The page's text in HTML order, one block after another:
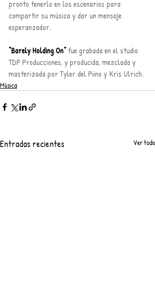
pronto tenerlo en los escenarios para
compartir su música y dar un mensaje
esperanzador.
“Barely Holding On” fue grabada en el studio
TDP Producciones, y producida, mezclada y
masterizada por Tyler del Piino y Kris Ulrich.
Música
Entradas recientes Ver todo